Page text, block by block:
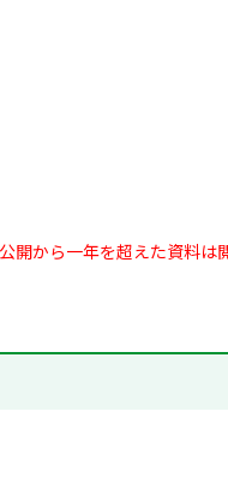
開から一年を超えた資料は